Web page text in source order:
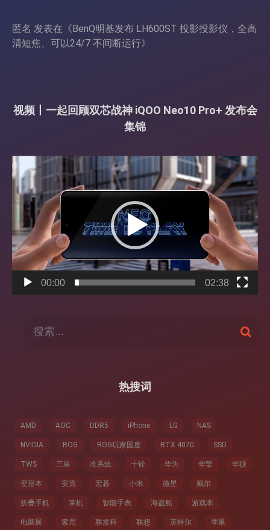
匿名 发表在《 BenQ明基发布 LH600ST 投影投影仪，全高
清短焦、可以24/7 不间断运行》
视频丨一起回顾双芯战神 iQOO Neo10 Pro+ 发布会
集锦
视
频
播
放
器
00:00 02:38
搜
索
热搜词
AMD AOC DDR5 iPhone LG NAS
NVIDIA ROG ROG玩家国度 RTX 4070 SSD
TWS 三星 准系统 十铨 华为 华擎 华硕
变形本 安克 宏碁 小米 微星 戴尔
折叠手机 掌机 智能手表 海盗船 游戏本
电脑展 索尼 联发科 联想 英特尔 苹果